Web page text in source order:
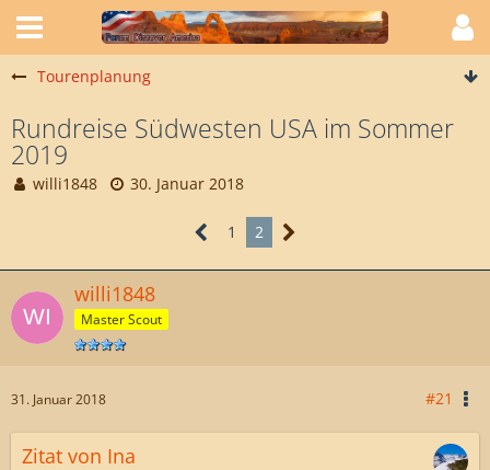
Tourenplanung
Rundreise Südwesten USA im Sommer
2019
willi1848 30. Januar 2018
1 2
willi1848
Master Scout
31. Januar 2018 #21
Zitat von Ina